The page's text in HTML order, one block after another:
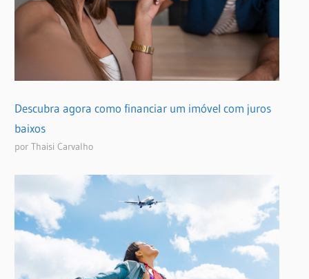
Descubra agora como financiar um imóvel com juros
baixos
por Thaisi Carvalho